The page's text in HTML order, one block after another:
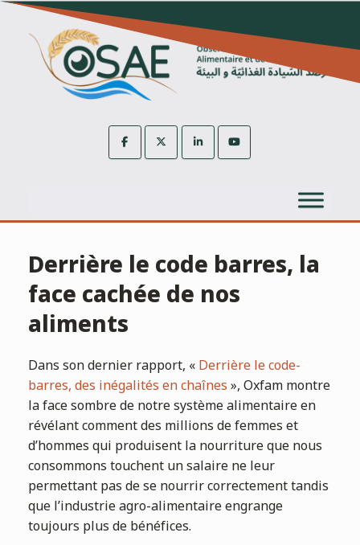
Skip
content
Derrière le code barres, la
face cachée de nos
aliments
Dans son dernier rapport, «Derrière le code-
barres, des inégalités en chaînes», Oxfam montre
la face sombre de notre système alimentaire en
révélant comment des millions de femmes et
d’hommes qui produisent la nourriture que nous
consommons touchent un salaire ne leur
permettant pas de se nourrir correctement tandis
que l’industrie agro-alimentaire engrange
toujours plus de bénéfices.